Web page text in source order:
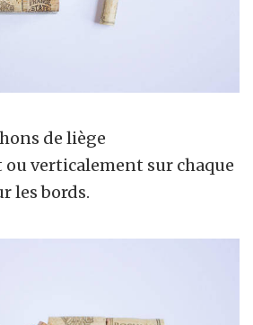
de liège
verticalement sur chaque
les bords.